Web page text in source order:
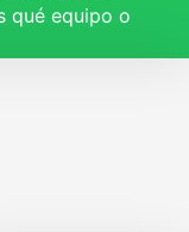
qué equipo o